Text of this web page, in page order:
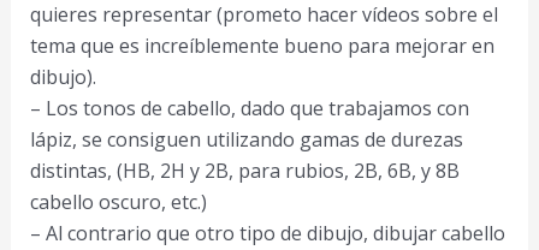
quieres representar (prometo hacer vídeos sobre el
tema que es increíblemente bueno para mejorar en
dibujo).
– Los tonos de cabello, dado que trabajamos con
lápiz, se consiguen utilizando gamas de durezas
distintas, (HB, 2H y 2B, para rubios, 2B, 6B, y 8B
cabello oscuro, etc.)
– Al contrario que otro tipo de dibujo, dibujar cabello